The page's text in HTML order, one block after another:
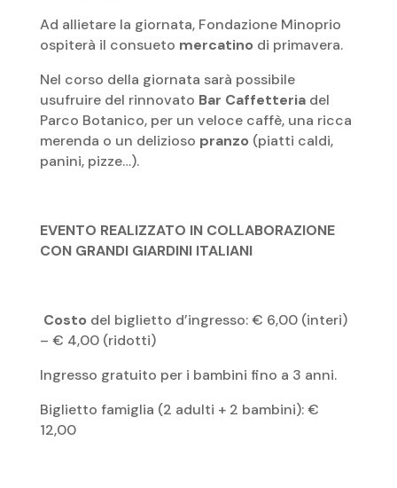
Ad allietare la giornata, Fondazione Minoprio
ospiterà il consueto mercatino di primavera.
Nel corso della giornata sarà possibile
usufruire del rinnovato Bar Caffetteriadel
Parco Botanico, per un veloce caffè, una ricca
merenda o un delizioso pranzo (piatti caldi,
panini, pizze…).
EVENTO REALIZZATO IN COLLABORAZIONE
CON GRANDI GIARDINI ITALIANI
Costo del biglietto d’ingresso: € 6,00 (interi)
– € 4,00 (ridotti)
Ingresso gratuito per i bambini fino a 3 anni.
Biglietto famiglia (2 adulti + 2 bambini): €
12,00